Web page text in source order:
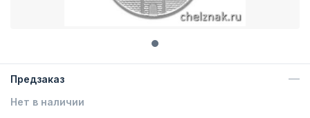
Предзаказ
Нет в наличии